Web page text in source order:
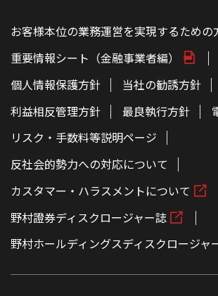
お客様本位の業務運営を実現するための
重要情報シート（金融事業者編）
個人情報保護方針
当社の勧誘方針
利益相反管理方針
最良執行方針
リスク・手数料等説明ページ
反社会的勢力への対応について
カスタマー・ハラスメントについて
野村證券ディスクロージャー誌
野村ホールディングスディスクロージャ